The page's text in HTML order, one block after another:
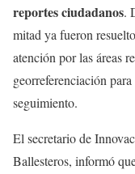
reportes ciudadanos.
mitad ya fueron
atención por las áreas
georreferenciación
seguimiento.
El secretario de
Ballesteros, informó